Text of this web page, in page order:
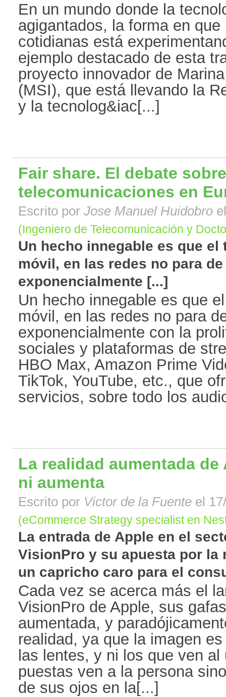
En un mundo donde la
agigantados, la forma en
cotidianas está
ejemplo destacado de esta
proyecto innovador de
(MSI), que está llevando la
y la tecnolog&iac[...]
Fair share. El debate
telecomunicaciones en
Escrito por Jose Manuel Huidobro
(Ingeniero de Telecomunicación y
Un hecho innegable es que
móvil, en las redes no para
exponencialmente [...]
Un hecho innegable es que
móvil, en las redes no para
exponencialmente con la
sociales y plataformas de
HBO Max, Amazon Prime
TikTok, YouTube, etc., que
servicios, sobre todo los
La realidad aumentada
ni aumenta
Escrito por Victor de la Fuente el
(eCommerce Strategy specialist en
La entrada de Apple en el
VisionPro y su apuesta por la
un capricho caro para el
Cada vez se acerca más el
VisionPro de Apple, sus
aumentada, y
realidad, ya que la imagen
las lentes, y ni los que ven
puestas ven a la persona
de sus ojos en la[...]